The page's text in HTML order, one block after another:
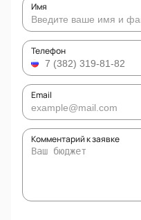
Имя
Телефон
Email
Комментарий к заявке